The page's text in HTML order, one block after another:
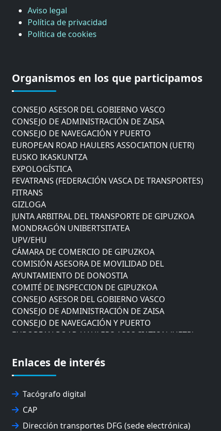
Aviso legal
Política de privacidad
Política de cookies
Organismos en los que participamos
COMISIÓN ASESORA DE MOVILIDAD DEL
AYUNTAMIENTO DE DONOSTIA
COMITÉ DE INSPECCION DE GIPUZKOA
CONSEJO ASESOR DEL GOBIERNO VASCO
CONSEJO DE ADMINISTRACIÓN DE ZAISA
CONSEJO DE NAVEGACIÓN Y PUERTO
EUROPEAN ROAD HAULERS ASSOCIATION (UETR)
EUSKO IKASKUNTZA
EXPOLOGÍSTICA
FEVATRANS (FEDERACIÓN VASCA DE TRANSPORTES)
FITRANS
GIZLOGA
JUNTA ARBITRAL DEL TRANSPORTE DE GIPUZKOA
MONDRAGÓN UNIBERTSITATEA
UPV/EHU
CÁMARA DE COMERCIO DE GIPUZKOA
COMISIÓN ASESORA DE MOVILIDAD DEL
AYUNTAMIENTO DE DONOSTIA
COMITÉ DE INSPECCION DE GIPUZKOA
CONSEJO ASESOR DEL GOBIERNO VASCO
CONSEJO DE ADMINISTRACIÓN DE ZAISA
CONSEJO DE NAVEGACIÓN Y PUERTO
EUROPEAN ROAD HAULERS ASSOCIATION (UETR)
EXPOLOGÍSTICA
FEVATRANS (FEDERACIÓN VASCA DE TRANSPORTES)
FITRANS
GIZLOGA
MONDRAGÓN UNIBERTSITATEA
UPV/EHU
Enlaces de interés
Tacógrafo digital
CAP
Dirección transportes DFG (sede electrónica)